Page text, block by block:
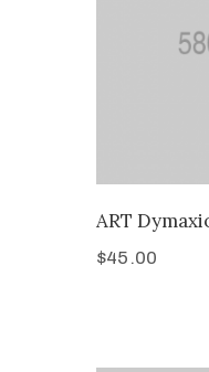
ART
$45.00